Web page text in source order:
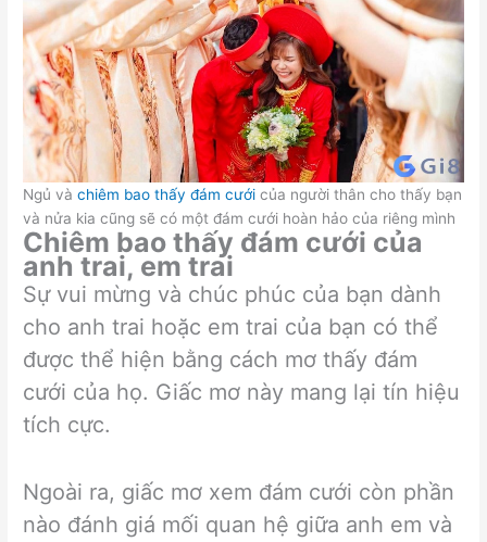
Ngủ vàchiêm bao thấy đám cưới của người thân cho thấy bạn
và nửa kia cũng sẽ có một đám cưới hoàn hảo của riêng mình
Chiêm bao thấy đám cưới của
anh trai, em trai
Sự vui mừng và chúc phúc của bạn dành
cho anh trai hoặc em trai của bạn có thể
được thể hiện bằng cách mơ thấy đám
cưới của họ. Giấc mơ này mang lại tín hiệu
tích cực.
Ngoài ra, giấc mơ xem đám cưới còn phần
nào đánh giá mối quan hệ giữa anh em và